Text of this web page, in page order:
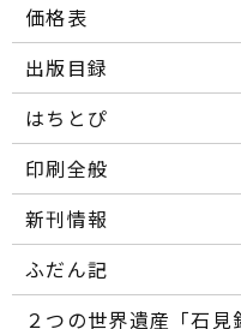
価格表
出版目録
はちとぴ
印刷全般
新刊情報
ふだん記
２つの世界遺産「石